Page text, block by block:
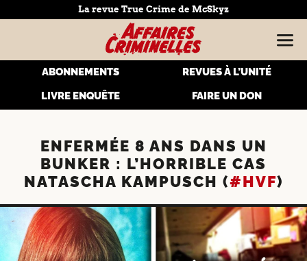
La revue True Crime de McSkyz
ABONNEMENTS
REVUES À L’UNITÉ
LIVRE ENQUÊTE
FAIRE UN DON
ENFERMÉE 8 ANS DANS UN
BUNKER : L’HORRIBLE CAS
NATASCHA KAMPUSCH (#HVF)